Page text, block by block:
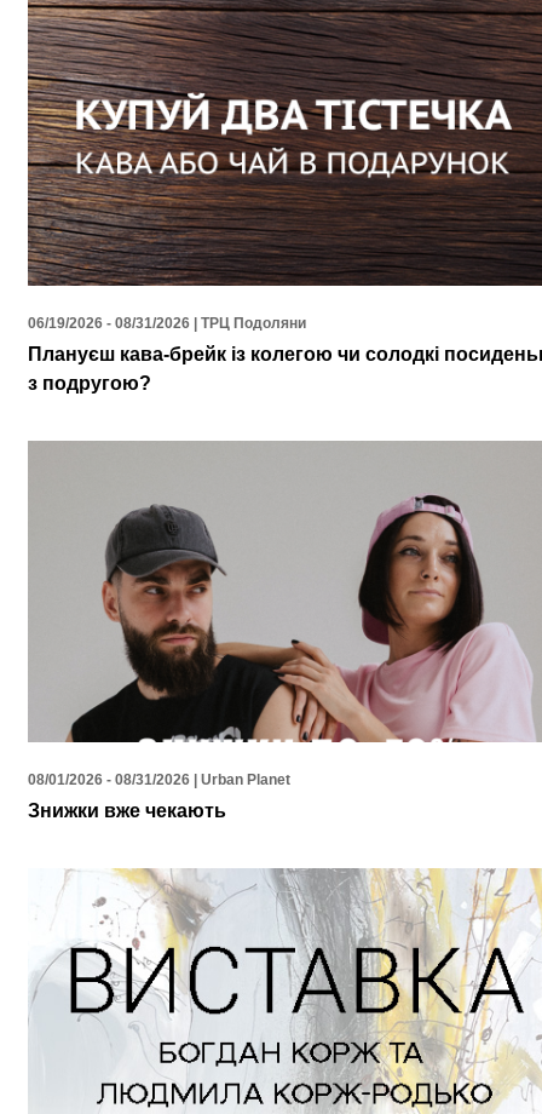
06/19/2026 - 08/31/2026 | ТРЦ Подоляни
Плануєш кава-брейк із колегою чи солодкі
з подругою?
08/01/2026 - 08/31/2026 | Urban Planet
Знижки вже чекають